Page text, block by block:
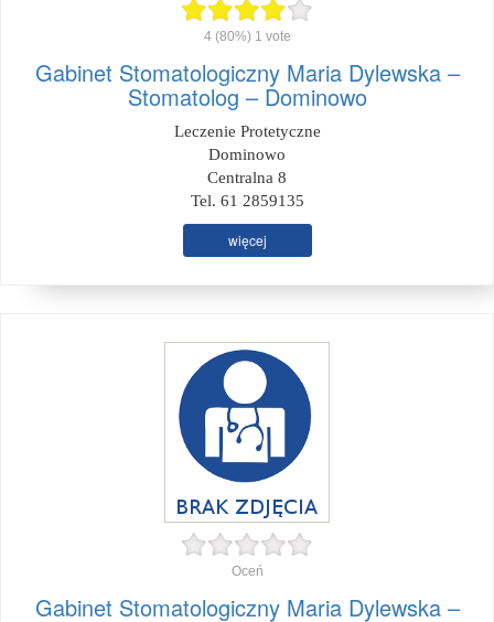
4(80%) 1 vote
Gabinet Stomatologiczny Maria Dylewska –
Stomatolog – Dominowo
Leczenie Protetyczne
Dominowo
Centralna 8
Tel. 61 2859135
więcej
Oceń
Gabinet Stomatologiczny Maria Dylewska –